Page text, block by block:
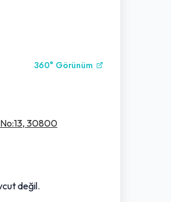
360° Görünüm
30800
değil.